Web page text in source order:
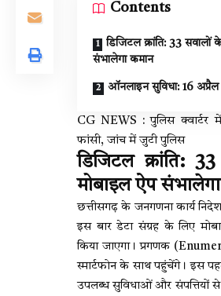
Contents
डिजिटल क्रांति: 33 सवालों
संभालेगा कमान
ऑनलाइन सुविधा: 16 अप्रैल
CG NEWS : पुलिस क्वार्टर
फांसी, जांच में जुटी पुलिस
डिजिटल क्रांति:
मोबाइल ऐप
छत्तीसगढ़ के जनगणना कार्य
इस बार डेटा संग्रह के लिए
किया जाएगा। प्रगणक
स्मार्टफोन के साथ पहुंचेंगे। इस
उपलब्ध सुविधाओं और संपत्तियों